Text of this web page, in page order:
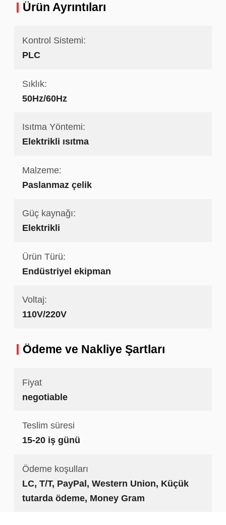
Ürün Ayrıntıları
Kontrol Sistemi:
PLC
Sıklık:
50Hz/60Hz
Isıtma Yöntemi:
Elektrikli ısıtma
Malzeme:
Paslanmaz çelik
Güç kaynağı:
Elektrikli
Ürün Türü:
Endüstriyel ekipman
Voltaj:
110V/220V
Ödeme ve Nakliye Şartları
Fiyat
negotiable
Teslim süresi
15-20 iş günü
Ödeme koşulları
LC, T/T, PayPal, Western Union, Küçük
tutarda ödeme, Money Gram